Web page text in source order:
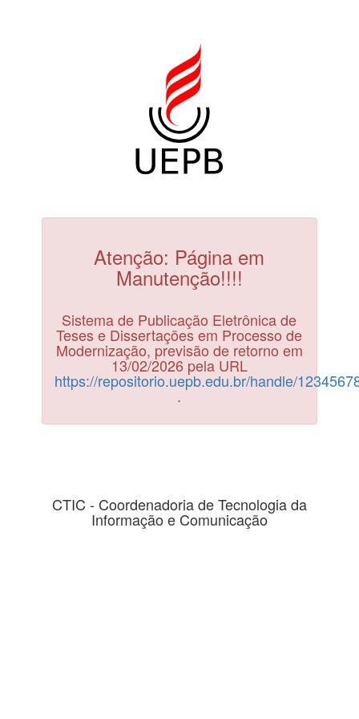
Atenção: Página em
Manutenção!!!!
Sistema de Publicação Eletrônica de
Teses e Dissertações em Processo de
Modernização, previsão de retorno em
13/02/2026 pela URL
https://repositorio.uepb.edu.br/handle/
.
CTIC - Coordenadoria de Tecnologia da
Informação e Comunicação